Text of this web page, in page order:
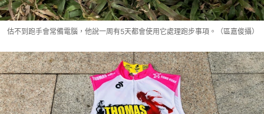
估不到跑手會常備電腦，他說一周有5天都會使用它處理跑步事項。（區嘉俊攝）